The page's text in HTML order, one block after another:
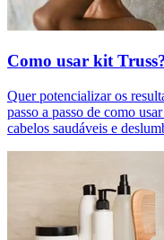
Como usar kit
Quer potencializar os
passo a passo de como
cabelos saudáveis e